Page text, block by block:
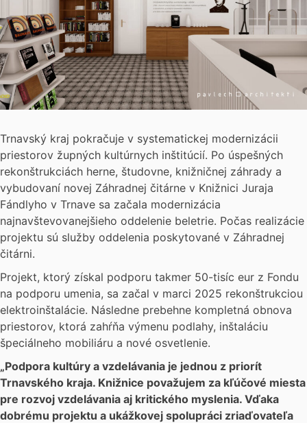
Trnavský kraj pokračuje v systematickej modernizácii
priestorov župných kultúrnych inštitúcií. Po úspešných
rekonštrukciách herne, študovne, knižničnej záhrady a
vybudovaní novej Záhradnej čitárne v Knižnici Juraja
Fándlyho v Trnave sa začala modernizácia
najnavštevovanejšieho oddelenie beletrie. Počas realizácie
projektu sú služby oddelenia poskytované v Záhradnej
čitárni.
Projekt, ktorý získal podporu takmer 50-tisíc eur z Fondu
na podporu umenia, sa začal v marci 2025 rekonštrukciou
elektroinštalácie. Následne prebehne kompletná obnova
priestorov, ktorá zahŕňa výmenu podlahy, inštaláciu
špeciálneho mobiliáru a nové osvetlenie.
„Podpora kultúry a vzdelávania je jednou z priorít
Trnavského kraja. Knižnice považujem za kľúčové miesta
pre rozvoj vzdelávania aj kritického myslenia. Vďaka
dobrému projektu a ukážkovej spolupráci zriaďovateľa